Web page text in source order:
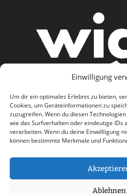
Einwilligung
Um dir ein optimales Erlebnis zu bieten,
Cookies, um Geräteinformationen zu
zuzugreifen. Wenn du diesen
wie das Surfverhalten oder eindeutige IDs
verarbeiten. Wenn du deine Einwillligung
können bestimmte Merkmale und
Ablehnen
AGB
Haftungsausschluss
Kontakt